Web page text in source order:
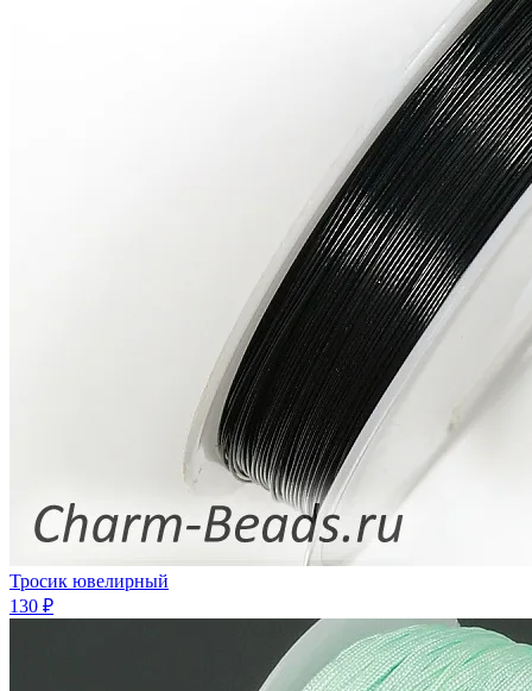
Тросик ювелирный
130 ₽